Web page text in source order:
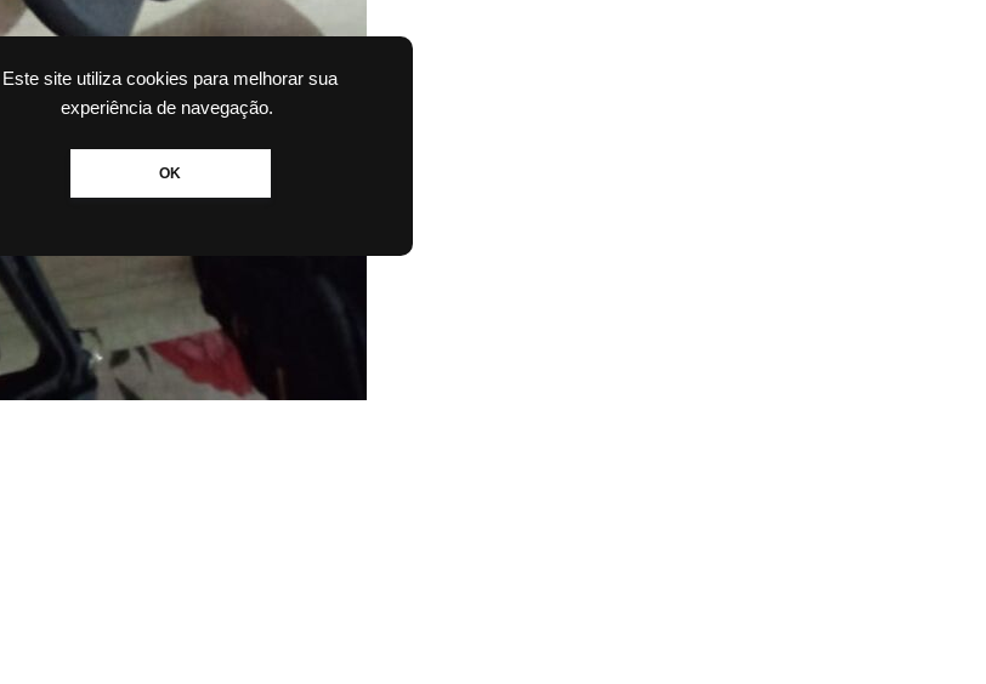
Este site utiliza cookies para melhorar sua
experiência de navegação.
OK